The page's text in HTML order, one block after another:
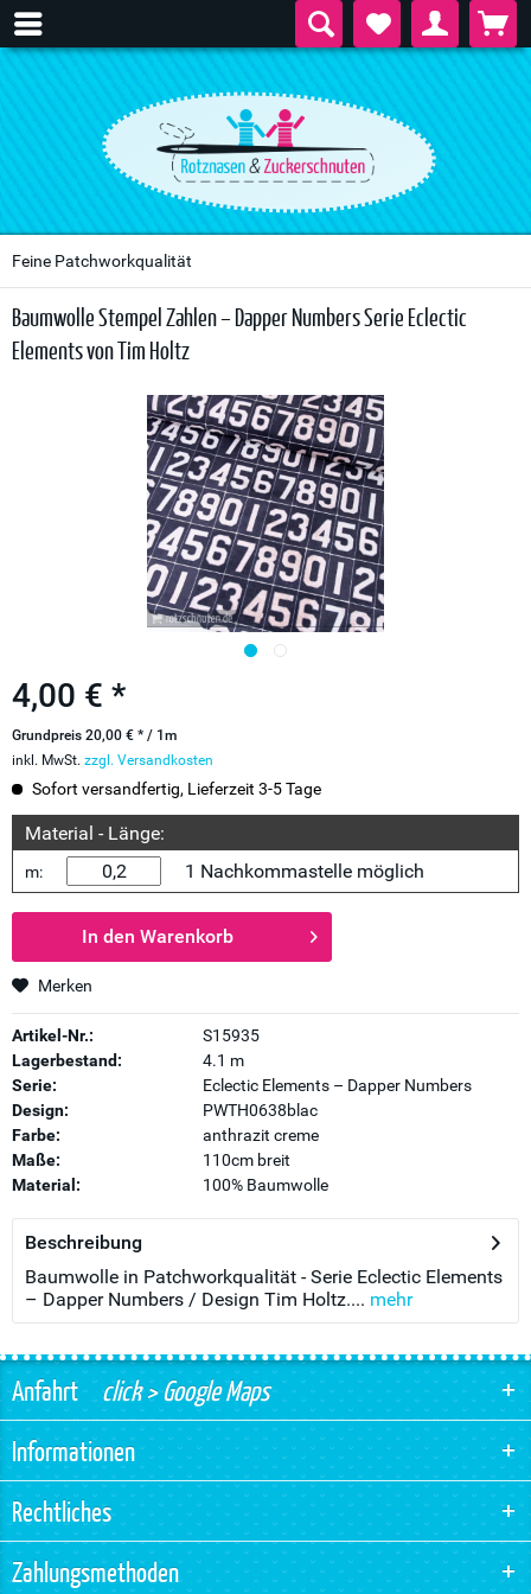
Feine Patchworkqualität
Baumwolle Stempel Zahlen – Dapper Numbers Serie Eclectic
Elements von Tim Holtz
4,00 € *
Grundpreis 20,00 € * / 1m
inkl. MwSt. zzgl. Versandkosten
Sofort versandfertig, Lieferzeit 3-5 Tage
Material - Länge:
m: 1 Nachkommastelle möglich
In den Warenkorb
Merken
Artikel-Nr.:
S15935
Lagerbestand:
4.1 m
Serie:
Eclectic Elements – Dapper Numbers
Design:
PWTH0638blac
Farbe:
anthrazit creme
Maße:
110cm breit
Material:
100% Baumwolle
Beschreibung
Baumwolle in Patchworkqualität - Serie Eclectic Elements
– Dapper Numbers / Design Tim Holtz.... mehr
Anfahrtclick > Google Maps
Informationen
Rechtliches
Zahlungsmethoden